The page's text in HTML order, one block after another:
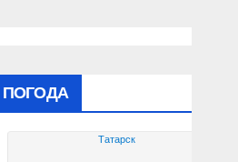
ПОГОДА
Татарск